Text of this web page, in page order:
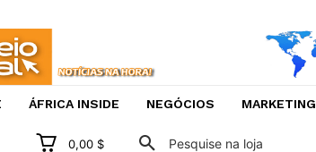
ÁFRICA INSIDE NEGÓCIOS MARKETING
0,00 $ Pesquise na loja